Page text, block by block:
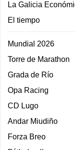
La Galicia
El tiempo
Mundial 2026
Torre de Marathon
Grada de Río
Opa Racing
CD Lugo
Andar Miudiño
Forza Breo